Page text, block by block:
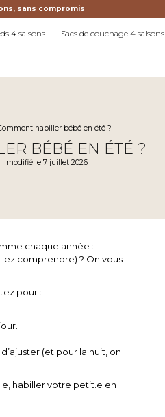
sans compromis
4 saisons Sacs de couchage 4 saisons
habiller bébé en été ?
BÉBÉ EN ÉTÉ ?
| modifié le 7 juillet 2026
chaque année :
comprendre) ? On vous
pour :
(et pour la nuit, on
habiller votre petit.e en